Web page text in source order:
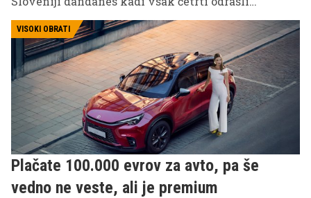
prinaša številne koristi za zdravje v vseh
starostnih obdobjih. Kaj je skrivnost tistih, ki so
nehali kaditi? Večina nekdanjih kadilcev vam bo
povedala, da so vsaj enkrat neuspešno poskusili reči
kajenju 'ne'. Zato ne gre obupati po prvem poskusu.
VISOKI OBRATI
Plačate 100.000 evrov za avto, pa še
vedno ne veste, ali je premium